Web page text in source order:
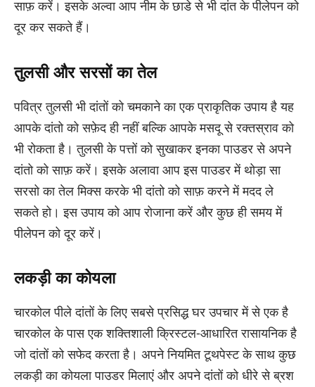
साफ़ करें। इसके अल्वा आप नीम के छाडे से भी दांत के पीलेपन को
दूर कर सकते हैं।
तुलसी और सरसों का तेल
पवित्र तुलसी भी दांतों को चमकाने का एक प्राकृतिक उपाय है यह
आपके दांतो को सफ़ेद ही नहीं बल्कि आपके मसदू से रक्तस्राव को
भी रोकता है। तुलसी के पत्तों को सुखाकर इनका पाउडर से अपने
दांतो को साफ़ करें। इसके अलावा आप इस पाउडर में थोड़ा सा
सरसो का तेल मिक्स करके भी दांतो को साफ़ करने में मदद ले
सकते हो। इस उपाय को आप रोजाना करें और कुछ ही समय में
पीलेपन को दूर करें।
लकड़ी का कोयला
चारकोल पीले दांतों के लिए सबसे प्रसिद्ध घर उपचार में से एक है
चारकोल के पास एक शक्तिशाली क्रिस्टल-आधारित रासायनिक है
जो दांतों को सफेद करता है। अपने नियमित टूथपेस्ट के साथ कुछ
लकड़ी का कोयला पाउडर मिलाएं और अपने दांतों को धीरे से ब्रश